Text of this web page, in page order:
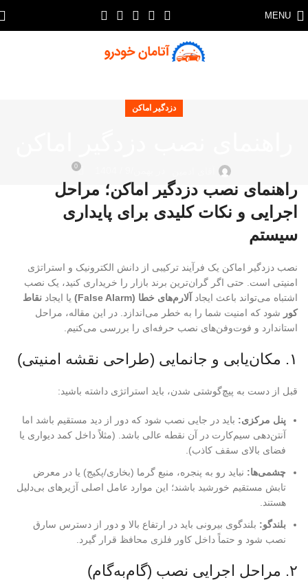
MENU
دزدگیر اماکن
0
راهنمای نصب دزدگیر اماکن؛ مراحل
اجرایی و نکات کلیدی برای پایداری
سیستم
نصب دزدگیر اماکن یک فرآیند ترکیبی از دانش الکترونیک و استراتژی
امنیتی است. حتی اگر گران‌ترین برند بازار را خریداری کنید، یک نصب
اشتباه می‌تواند باعث ایجاد
آلارم‌های خطا (False Alarm) یا ایجاد نقاط
کور شود که امنیت شما را به خطر می‌اندازد. در این مقاله، مراحل
استاندارد و فوت‌وفن‌های نصب حرفه‌ای را بررسی می‌کنیم.
۱. مکان‌یابی و جانمایی (طراحی نقشه امنیتی)
قبل از دست به پیچ‌گوشتی شدن، باید استراتژی داشته باشید:
پنل مرکزی: باید در جایی نصب شود که دور از دید مستقیم باشد اما
آنتن‌دهی سیم‌کارت در آن نقطه عالی باشد. (مثلاً داخل کمد دیواری یا
فضای بالای سقف کاذب).
چشمی‌ها: نباید رو به پنجره، منبع گرما (بخاری/پکیج) یا در معرض
تابش مستقیم خورشید باشند؛ این موارد عامل اصلی آژیرهای بی‌دلیل
هستند.
بلندگو: بلندگوی بیرونی باید در ارتفاع بالا و دور از دسترس سارق
نصب شود و حتماً داخل کاور فلزی محافظ قرار گیرد.
۲. مراحل اجرایی نصب (گام‌به‌گام)